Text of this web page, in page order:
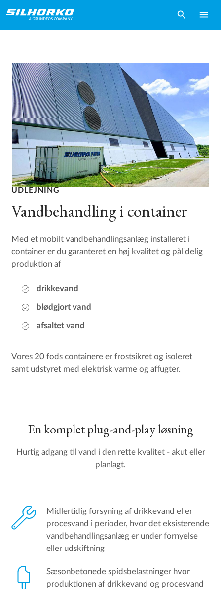
search menu
UDLEJNING
Vandbehandling i container
Med et mobilt vandbehandlingsanlæg installeret i
container er du garanteret en høj kvalitet og pålidelig
produktion af
drikkevand
blødgjort vand
afsaltet vand
Vores 20 fods containere er frostsikret og isoleret
samt udstyret med elektrisk varme og affugter.
En komplet plug-and-play løsning
Hurtig adgang til vand i den rette kvalitet - akut eller
planlagt.
Midlertidig forsyning af drikkevand eller
procesvand i perioder, hvor det eksisterende
vandbehandlingsanlæg er under fornyelse
eller udskiftning
Sæsonbetonede spidsbelastninger hvor
produktionen af drikkevand og procesvand